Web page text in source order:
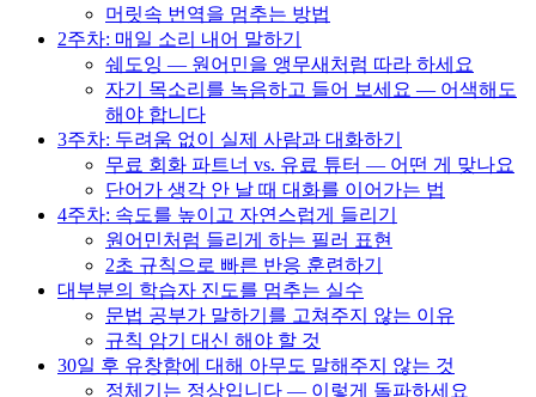
머릿속 번역을 멈추는 방법
2주차: 매일 소리 내어 말하기
쉐도잉 — 원어민을 앵무새처럼 따라 하세요
자기 목소리를 녹음하고 들어 보세요 — 어색해도
해야 합니다
3주차: 두려움 없이 실제 사람과 대화하기
무료 회화 파트너 vs. 유료 튜터 — 어떤 게 맞나요
단어가 생각 안 날 때 대화를 이어가는 법
4주차: 속도를 높이고 자연스럽게 들리기
원어민처럼 들리게 하는 필러 표현
2초 규칙으로 빠른 반응 훈련하기
대부분의 학습자 진도를 멈추는 실수
문법 공부가 말하기를 고쳐주지 않는 이유
규칙 암기 대신 해야 할 것
30일 후 유창함에 대해 아무도 말해주지 않는 것
정체기는 정상입니다 — 이렇게 돌파하세요